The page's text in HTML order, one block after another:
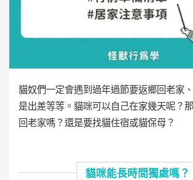
貓奴們一定會遇到過年過節要返鄉回老家
是出差等等。貓咪可以自己在家幾天呢？
回老家嗎？還是要找貓住宿或貓保母？
貓咪能長時間獨處嗎？